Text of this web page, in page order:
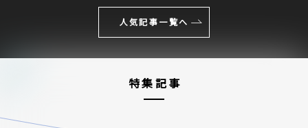
人気記事一覧へ
特集記事